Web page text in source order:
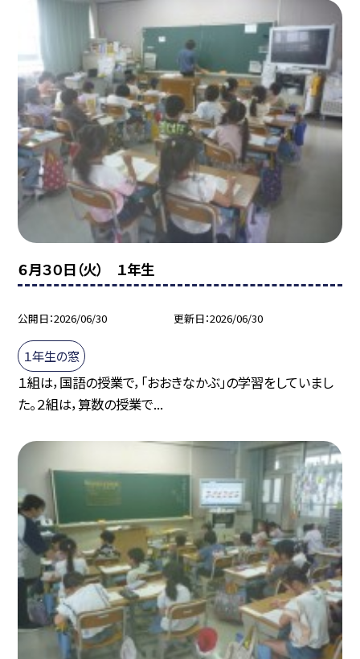
６月３０日（火） １年生
公開日 2026/06/30 更新日 2026/06/30
１年生の窓
１組は，国語の授業で，「おおきなかぶ」の学習をしていまし
た。２組は，算数の授業で...